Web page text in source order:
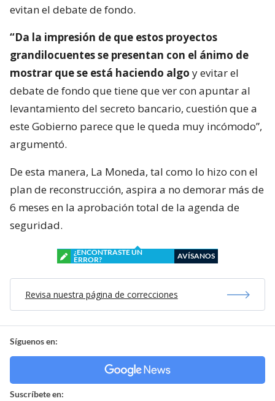
evitan el debate de fondo.
“Da la impresión de que estos proyectos
grandilocuentes se presentan con el ánimo de
mostrar que se está haciendo algo y evitar el
debate de fondo que tiene que ver con apuntar al
levantamiento del secreto bancario, cuestión que a
este Gobierno parece que le queda muy incómodo”,
argumentó.
De esta manera, La Moneda, tal como lo hizo con el
plan de reconstrucción, aspira a no demorar más de
6 meses en la aprobación total de la agenda de
seguridad.
¿ENCONTRASTE UN
ERROR?
AVÍSANOS
Revisa nuestra página de correcciones
Síguenos en:
Suscríbete en: